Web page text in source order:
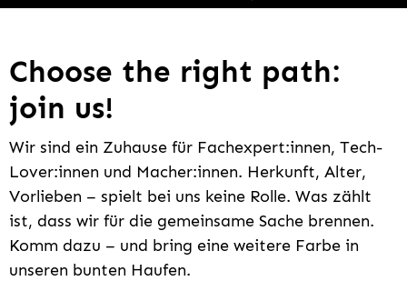
Choose the right path:
join us!
Wir sind ein Zuhause für Fachexpert:innen, Tech-
Lover:innen und Macher:innen. Herkunft, Alter,
Vorlieben – spielt bei uns keine Rolle. Was zählt
ist, dass wir für die gemeinsame Sache brennen.
Komm dazu – und bring eine weitere Farbe in
unseren bunten Haufen.